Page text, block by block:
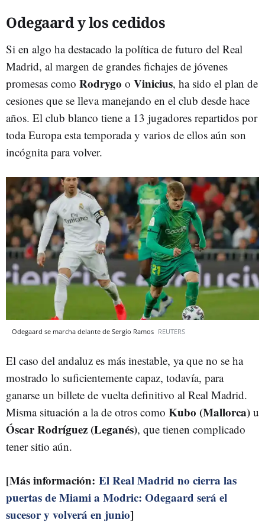
Odegaard y los cedidos
Si en algo ha destacado la política de futuro del Real
Madrid, al margen de grandes fichajes de jóvenes
promesas como Rodrygo o Vinicius, ha sido el plan de
cesiones que se lleva manejando en el club desde hace
años. El club blanco tiene a 13 jugadores repartidos por
toda Europa esta temporada y varios de ellos aún son
incógnita para volver.
Odegaard se marcha delante de Sergio Ramos REUTERS
El caso del andaluz es más inestable, ya que no se ha
mostrado lo suficientemente capaz, todavía, para
ganarse un billete de vuelta definitivo al Real Madrid.
Misma situación a la de otros como Kubo (Mallorca) u
Óscar Rodríguez (Leganés), que tienen complicado
tener sitio aún.
[Más información: El Real Madrid no cierra las
puertas de Miami a Modric: Odegaard será el
sucesor y volverá en junio]